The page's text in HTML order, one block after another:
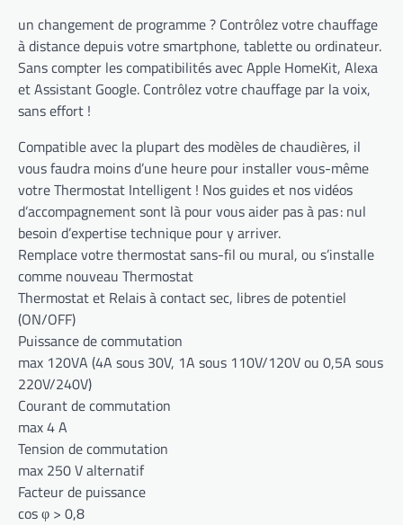
un changement de programme ? Contrôlez votre chauffage
à distance depuis votre smartphone, tablette ou ordinateur.
Sans compter les compatibilités avec Apple HomeKit, Alexa
et Assistant Google. Contrôlez votre chauffage par la voix,
sans effort !
Compatible avec la plupart des modèles de chaudières, il
vous faudra moins d’une heure pour installer vous-même
votre Thermostat Intelligent ! Nos guides et nos vidéos
d’accompagnement sont là pour vous aider pas à pas : nul
besoin d’expertise technique pour y arriver.
Remplace votre thermostat sans-fil ou mural, ou s’installe
comme nouveau Thermostat
Thermostat et Relais à contact sec, libres de potentiel
(ON/OFF)
Puissance de commutation
max 120VA (4A sous 30V, 1A sous 110V/120V ou 0,5A sous
220V/240V)
Courant de commutation
max 4 A
Tension de commutation
max 250 V alternatif
Facteur de puissance
cos φ > 0,8